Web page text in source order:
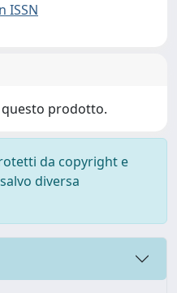
ISSN
questo prodotto.
da copyright e
diversa